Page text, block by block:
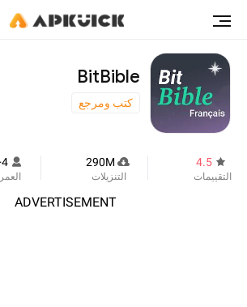
BitBible
كتب ومرجع
4.5
التقييمات
290M
التنزيلات
4+
العمر
ADVERTISEMENT